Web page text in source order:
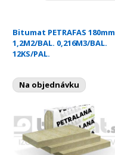
Bitumat PETRAFAS 180mm
1,2M2/BAL. 0,216M3/BAL.
12KS/PAL.
Na objednávku